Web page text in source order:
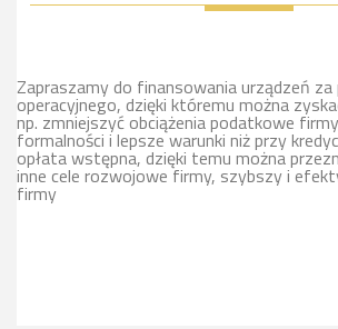
Zapraszamy do finansowania urządzeń za
operacyjnego, dzięki któremu można
np. zmniejszyć obciążenia podatkowe
formalności i lepsze warunki niż przy
opłata wstępna, dzięki temu można
inne cele rozwojowe firmy, szybszy i
firmy